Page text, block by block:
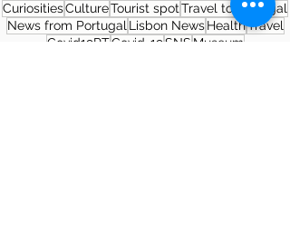
CuriositiesCultureTourist spotTravel to Portugal
News from Portugal Lisbon News HealthTravel
Covid19PTCovid-19SNSMuseum